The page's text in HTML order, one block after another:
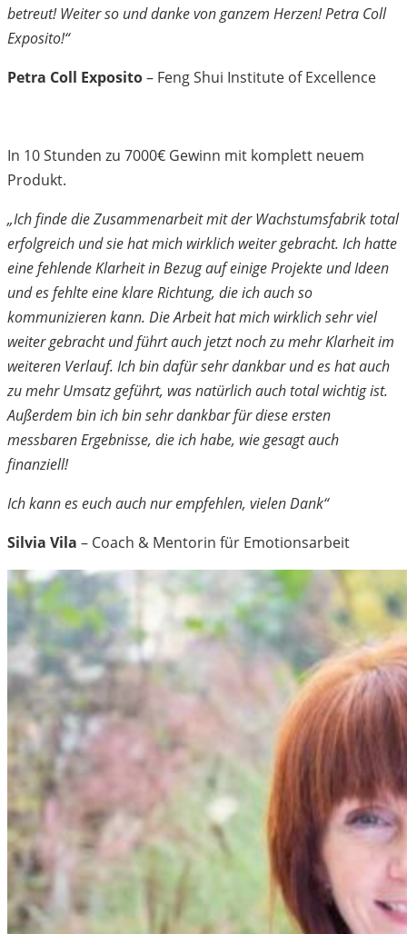
betreut! Weiter so und danke von ganzem Herzen! Petra Coll
Exposito!“
Petra Coll Exposito– Feng Shui Institute of Excellence
In 10 Stunden zu 7000€ Gewinn mit komplett neuem
Produkt.
„Ich finde die Zusammenarbeit mit der Wachstumsfabriktotal
erfolgreich und sie hat mich wirklich weiter gebracht. Ich hatte
eine fehlende Klarheit in Bezug auf einige Projekte und Ideen
und es fehlte eine klare Richtung, die ich auch so
kommunizieren kann. Die Arbeit hat mich wirklich sehr viel
weiter gebracht und führt auch jetzt noch zu mehr Klarheit im
weiteren Verlauf. Ich bin dafür sehr dankbar und es hat auch
zu mehr Umsatz geführt, was natürlich auch total wichtig ist.
Außerdem bin ich bin sehr dankbar für diese ersten
messbaren Ergebnisse, die ich habe, wie gesagt auch
finanziell!
Ich kann es euch auch nur empfehlen, vielen Dank“
Silvia Vila – Coach & Mentorin für Emotionsarbeit